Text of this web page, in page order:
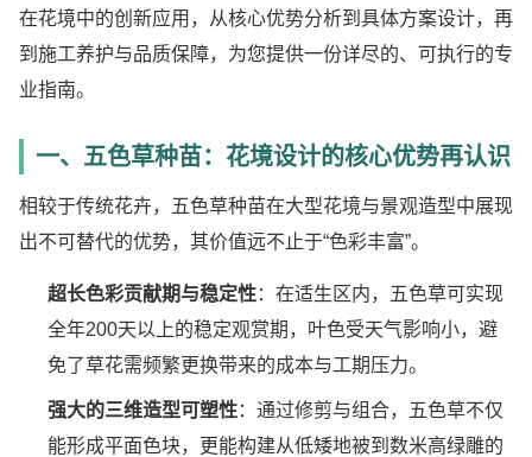
在花境中的创新应用，从核心优势分析到具体方案设计，再
到施工养护与品质保障，为您提供一份详尽的、可执行的专
业指南。
一、五色草种苗：花境设计的核心优势再认识
相较于传统花卉，五色草种苗在大型花境与景观造型中展现
出不可替代的优势，其价值远不止于“色彩丰富”。
超长色彩贡献期与稳定性：在适生区内，五色草可实现
全年200天以上的稳定观赏期，叶色受天气影响小，避
免了草花需频繁更换带来的成本与工期压力。
强大的三维造型可塑性：通过修剪与组合，五色草不仅
能形成平面色块，更能构建从低矮地被到数米高绿雕的